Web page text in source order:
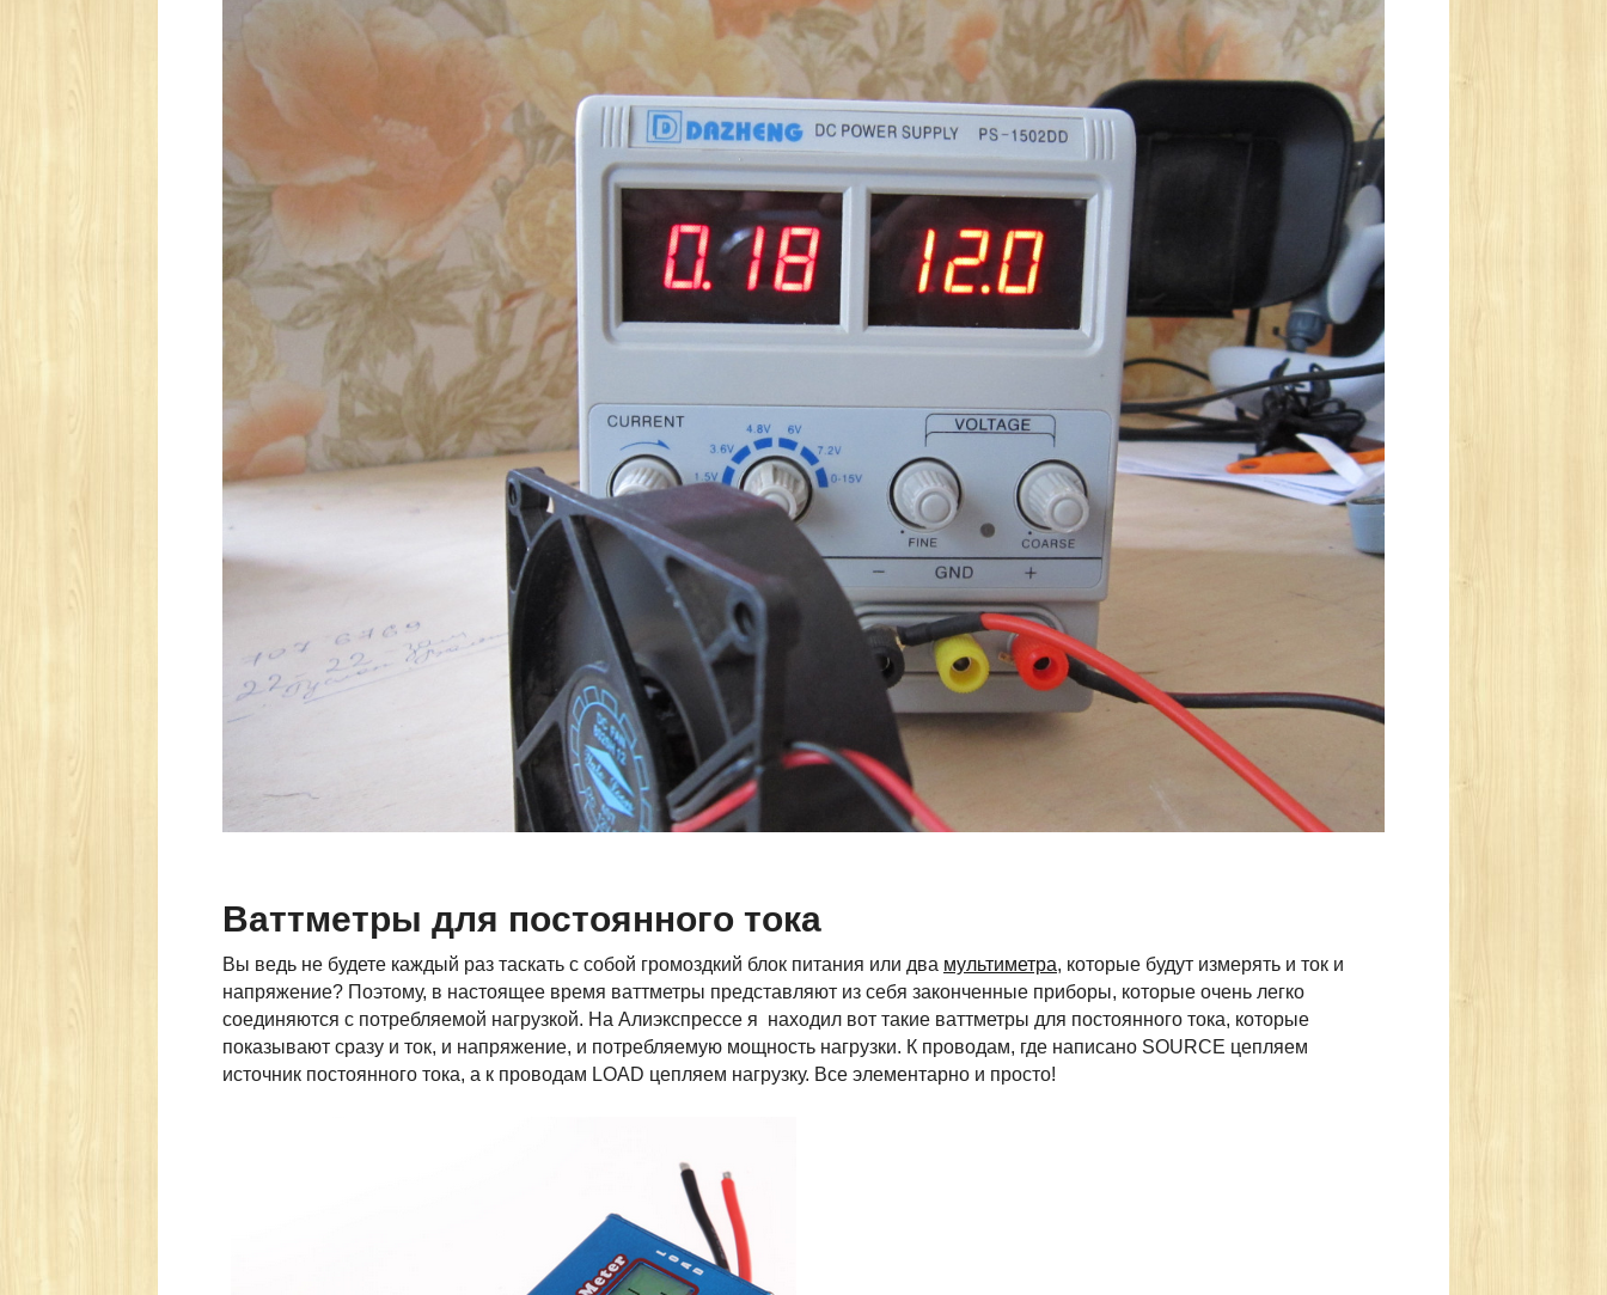
Ваттметры для постоянного тока
Вы ведь не будете каждый раз таскать с собой громоздкий блок питания или два мультиметра, которые будут измерять и ток и
напряжение? Поэтому, в настоящее время ваттметры представляют из себя законченные приборы, которые очень легко
соединяются с потребляемой нагрузкой. На Алиэкспрессе я находил вот такие ваттметры для постоянного тока, которые
показывают сразу и ток, и напряжение, и потребляемую мощность нагрузки. К проводам, где написано SOURCE цепляем
источник постоянного тока, а к проводам LOAD цепляем нагрузку. Все элементарно и просто!